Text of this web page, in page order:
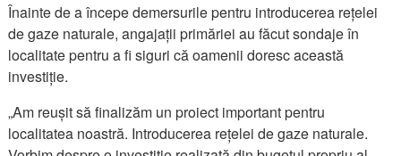
Înainte de a începe demersurile pentru introducerea rețelei
de gaze naturale, angajații primăriei au făcut sondaje în
localitate pentru a fi siguri că oamenii doresc această
investiție.
„Am reușit să finalizăm un proiect important pentru
localitatea noastră. Introducerea rețelei de gaze naturale.